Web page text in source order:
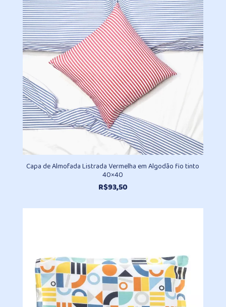
Capa de Almofada Listrada Vermelha em Algodão fio tinto
40×40
R$93,50